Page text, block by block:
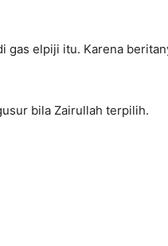
gas elpiji itu. Karena
bila Zairullah terpilih.